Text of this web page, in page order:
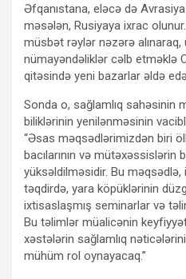
Əfqanıstana, eləcə də
məsələn, Rusiyaya ixrac
müsbət rəylər nəzərə
nümayəndəliklər cəlb etməklə
qitəsində yeni bazarlar əldə
Sonda o, sağlamlıq sahəsinin
biliklərinin yenilənməsinin
“Əsas məqsədlərimizdən biri
bacılarının və mütəxəssislərin
yüksəldilməsidir. Bu
təqdirdə, yara köpüklərinin
ixtisaslaşmış seminarlar və
Bu təlimlər müalicənin
xəstələrin sağlamlıq
mühüm rol oynayacaq.”